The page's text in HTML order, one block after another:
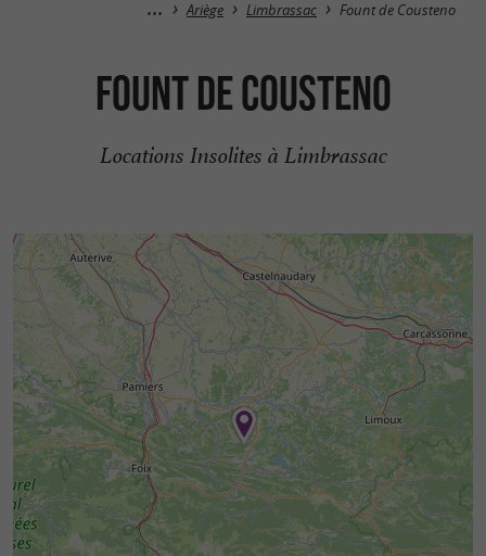
Ariège Limbrassac Fount de Cousteno
Fount de Cousteno
Locations Insolites à Limbrassac